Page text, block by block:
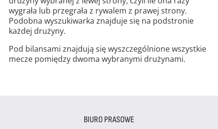
wygrała lub przegrała z rywalem z prawej strony.
Podobna wyszukiwarka znajduje się na podstronie
każdej drużyny.
Pod bilansami znajdują się wyszczególnione wszystkie
mecze pomiędzy dwoma wybranymi drużynami.
BIURO PRASOWE